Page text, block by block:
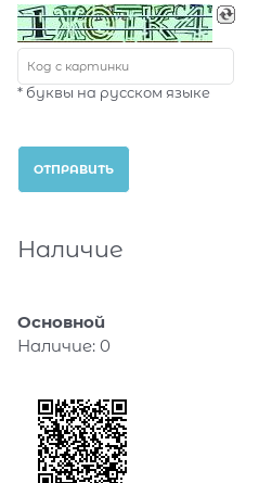
* буквы на русском языке
Наличие
Основной
Наличие: 0